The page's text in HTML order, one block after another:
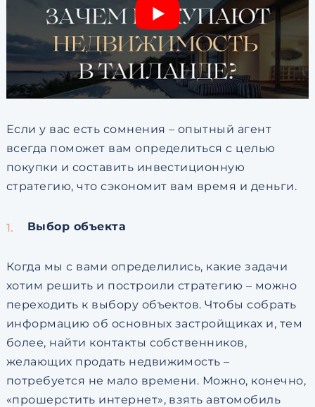
Если у вас есть сомнения – опытный агент
всегда поможет вам определиться с целью
покупки и составить инвестиционную
стратегию, что сэкономит вам время и деньги.
Выбор объекта
Когда мы с вами определились, какие задачи
хотим решить и построили стратегию – можно
переходить к выбору объектов. Чтобы собрать
информацию об основных застройщиках и, тем
более, найти контакты собственников,
желающих продать недвижимость –
потребуется не мало времени. Можно, конечно,
«прошерстить интернет», взять автомобиль